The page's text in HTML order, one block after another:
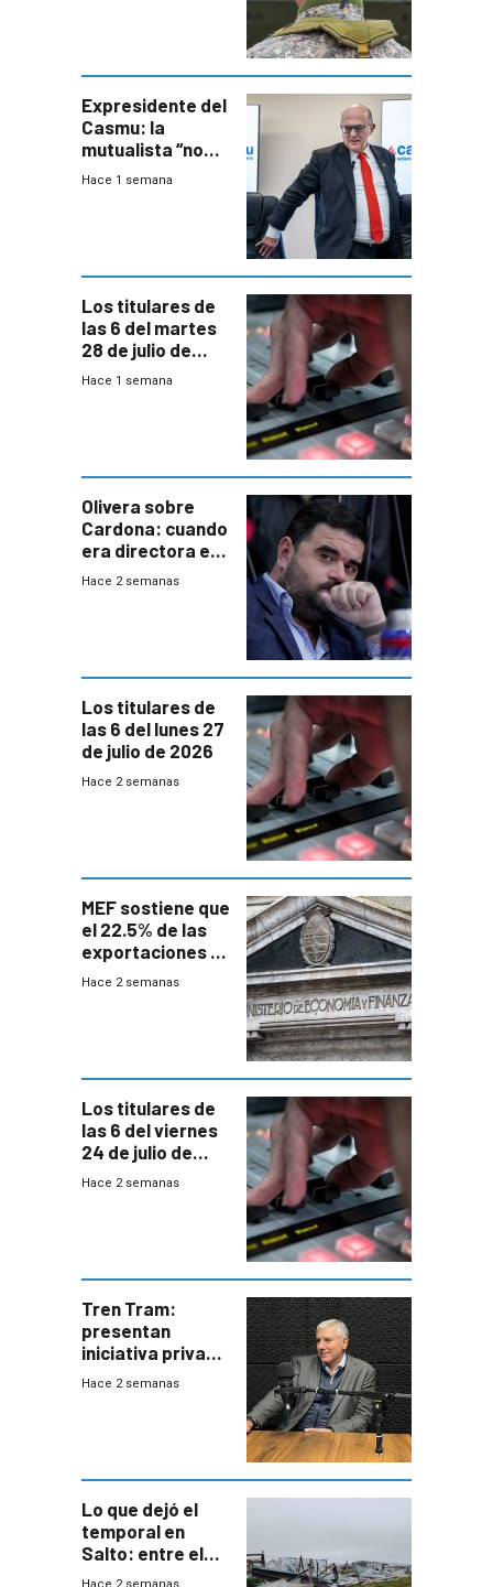
seguridad
Expresidente del
Casmu: la
mutualista “no
está para pagar”
Hace 1 semana
Los titulares de
las 6 del martes
28 de julio de
2026
Hace 1 semana
Olivera sobre
Cardona: cuando
era directora en
UTE “no era muy
Hace 2 semanas
Los titulares de
las 6 del lunes 27
de julio de 2026
Hace 2 semanas
MEF sostiene que
el 22.5% de las
exportaciones a
EE.UU se verán
Hace 2 semanas
Los titulares de
las 6 del viernes
24 de julio de
2026
Hace 2 semanas
Tren Tram:
presentan
iniciativa privada
para una red de
Hace 2 semanas
Lo que dejó el
temporal en
Salto: entre el
impacto
Hace 2 semanas